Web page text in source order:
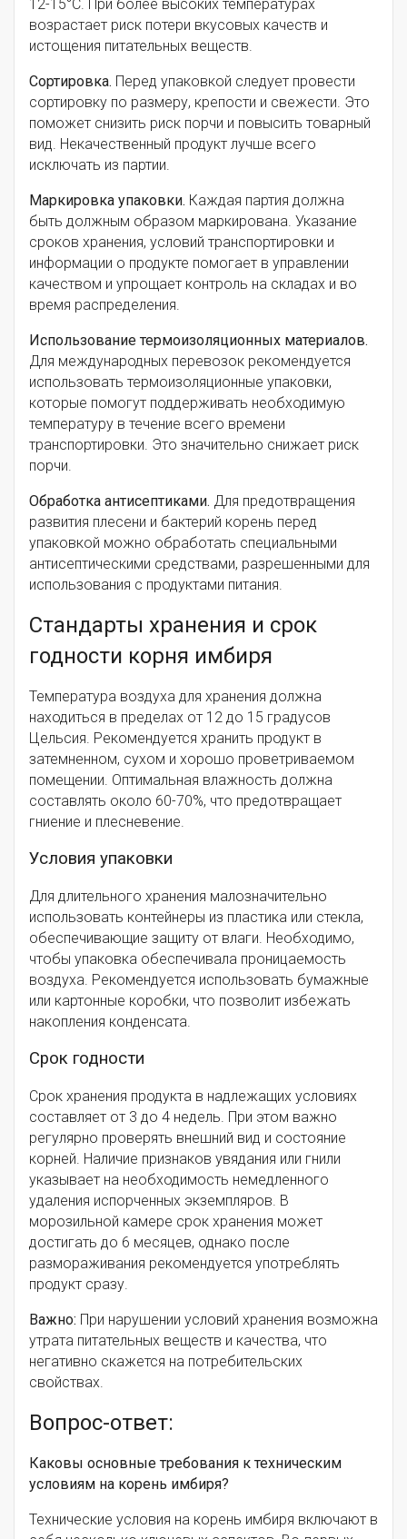
12-15°C. При более высоких температурах
возрастает риск потери вкусовых качеств и
истощения питательных веществ.
Сортировка. Перед упаковкой следует провести
сортировку по размеру, крепости и свежести. Это
поможет снизить риск порчи и повысить товарный
вид. Некачественный продукт лучше всего
исключать из партии.
Маркировка упаковки. Каждая партия должна
быть должным образом маркирована. Указание
сроков хранения, условий транспортировки и
информации о продукте помогает в управлении
качеством и упрощает контроль на складах и во
время распределения.
Использование термоизоляционных материалов.
Для международных перевозок рекомендуется
использовать термоизоляционные упаковки,
которые помогут поддерживать необходимую
температуру в течение всего времени
транспортировки. Это значительно снижает риск
порчи.
Обработка антисептиками. Для предотвращения
развития плесени и бактерий корень перед
упаковкой можно обработать специальными
антисептическими средствами, разрешенными для
использования с продуктами питания.
Стандарты хранения и срок
годности корня имбиря
Температура воздуха для хранения должна
находиться в пределах от 12 до 15 градусов
Цельсия. Рекомендуется хранить продукт в
затемненном, сухом и хорошо проветриваемом
помещении. Оптимальная влажность должна
составлять около 60-70%, что предотвращает
гниение и плесневение.
Условия упаковки
Для длительного хранения малозначительно
использовать контейнеры из пластика или стекла,
обеспечивающие защиту от влаги. Необходимо,
чтобы упаковка обеспечивала проницаемость
воздуха. Рекомендуется использовать бумажные
или картонные коробки, что позволит избежать
накопления конденсата.
Срок годности
Срок хранения продукта в надлежащих условиях
составляет от 3 до 4 недель. При этом важно
регулярно проверять внешний вид и состояние
корней. Наличие признаков увядания или гнили
указывает на необходимость немедленного
удаления испорченных экземпляров. В
морозильной камере срок хранения может
достигать до 6 месяцев, однако после
размораживания рекомендуется употреблять
продукт сразу.
Важно: При нарушении условий хранения возможна
утрата питательных веществ и качества, что
негативно скажется на потребительских
свойствах.
Вопрос-ответ:
Каковы основные требования к техническим
условиям на корень имбиря?
Технические условия на корень имбиря включают в